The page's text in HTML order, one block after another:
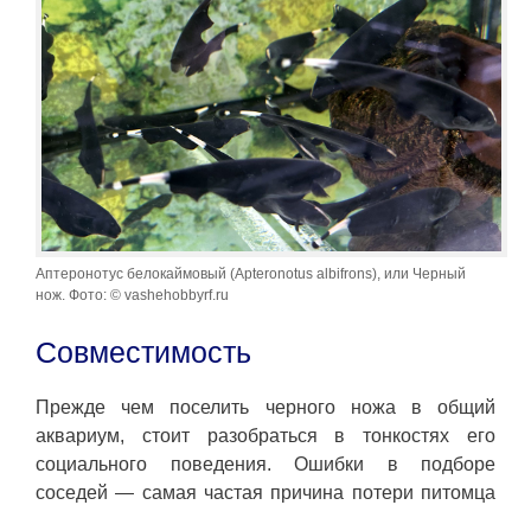
Аптеронотус белокаймовый (Apteronotus albifrons), или Черный
нож. Фото: © vashehobbyrf.ru
Совместимость
Прежде чем поселить черного ножа в общий
аквариум, стоит разобраться в тонкостях его
социального поведения. Ошибки в подборе
соседей — самая частая причина потери питомца